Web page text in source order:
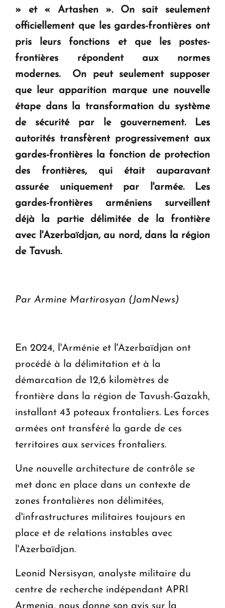
Le premier hôtel Hyatt Regency d'Arménie
ouvrira ses portes à Dilijan
» et « Artashen ». On sait seulement
officiellement que les gardes-frontières ont
pris leurs fonctions et que les postes-
frontières répondent aux normes
modernes. On peut seulement supposer
que leur apparition marque une nouvelle
étape dans la transformation du système
de sécurité par le gouvernement. Les
autorités transfèrent progressivement aux
gardes-frontières la fonction de protection
des frontières, qui était auparavant
assurée uniquement par l'armée. Les
gardes-frontières arméniens surveillent
déjà la partie délimitée de la frontière
avec l'Azerbaïdjan, au nord, dans la région
de Tavush.
Par Armine Martirosyan (JamNews)
En 2024, l'Arménie et l'Azerbaïdjan ont
procédé à la délimitation et à la
démarcation de 12,6 kilomètres de
frontière dans la région de Tavush-Gazakh,
installant 43 poteaux frontaliers. Les forces
armées ont transféré la garde de ces
territoires aux services frontaliers.
Une nouvelle architecture de contrôle se
met donc en place dans un contexte de
zones frontalières non délimitées,
d'infrastructures militaires toujours en
place et de relations instables avec
l'Azerbaïdjan.
Leonid Nersisyan, analyste militaire du
centre de recherche indépendant APRI